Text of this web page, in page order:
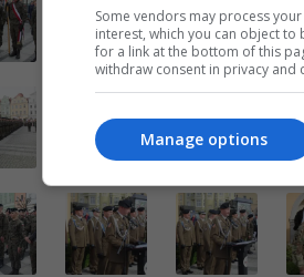
Some vendors may process
interest, which you can object
for a link at the bottom of this
withdraw consent in privacy and
Manage options